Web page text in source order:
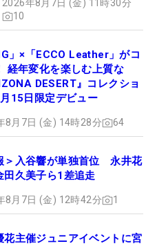
2026年8月7日 (金) 11時30分
10
」×「ECCO Leather」がコ
経年変化を楽しむ上質な
DESERT』コレクショ
15日限定デビュー
8月7日 (金) 14時28分 64
＞入谷響が単独首位 永井花
田久美子ら1差追走
8月7日 (金) 12時42分 1
花主催ジュニアイベントに宮